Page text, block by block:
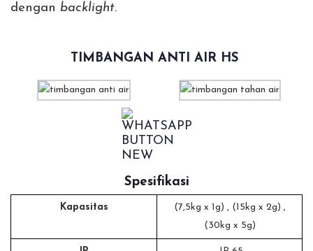
dengan backlight.
TIMBANGAN ANTI AIR HS
Spesifikasi
Kapasitas
(7,5kg x 1g) , (15kg x 2g) ,
(30kg x 5g)